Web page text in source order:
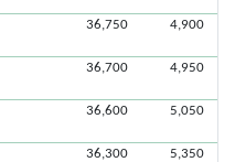
36,750 4,900
36,700 4,950
36,600 5,050
36,300 5,350